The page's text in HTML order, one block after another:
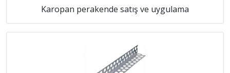
Karopan perakende satış ve uygulama